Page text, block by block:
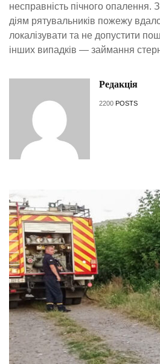
несправність пічного опалення.
діям рятувальників пожежу
локалізувати та не допустити
інших випадків — займання
Редакція
2200 POSTS